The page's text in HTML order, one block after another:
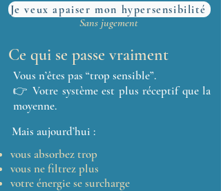
Je veux apaiser mon hypersensibilité
Sans jugement
Ce qui se passe vraiment
Vous n’êtes pas “trop sensible”.
👉 Votre système est plus réceptif que la
moyenne.
Mais aujourd’hui :
​vous absorbez trop
vous ne filtrez plus
votre énergie se surcharge